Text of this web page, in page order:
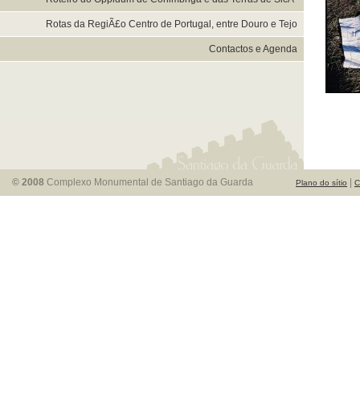
Rotas da RegiÃ£o Centro de Portugal, entre Douro e Tejo
Contactos e Agenda
© 2008 Complexo Monumental de Santiago da Guarda Plano do sítio